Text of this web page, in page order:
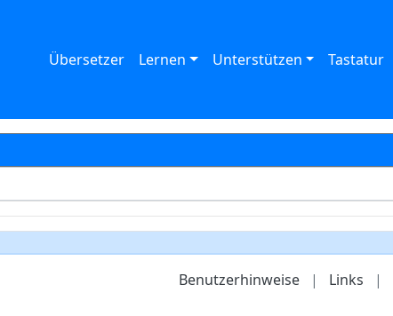
Übersetzer Lernen Unterstützen Tastatur
Benutzerhinweise | Links |